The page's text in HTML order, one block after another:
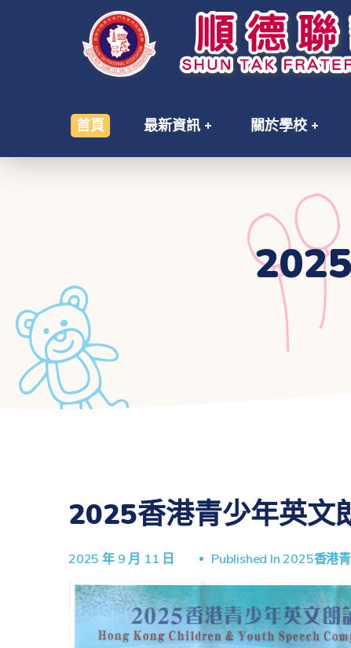
首頁 最新資訊 關於學校
2025香港青少年英文
2025 年 9 月 11 日 Published In2025香港